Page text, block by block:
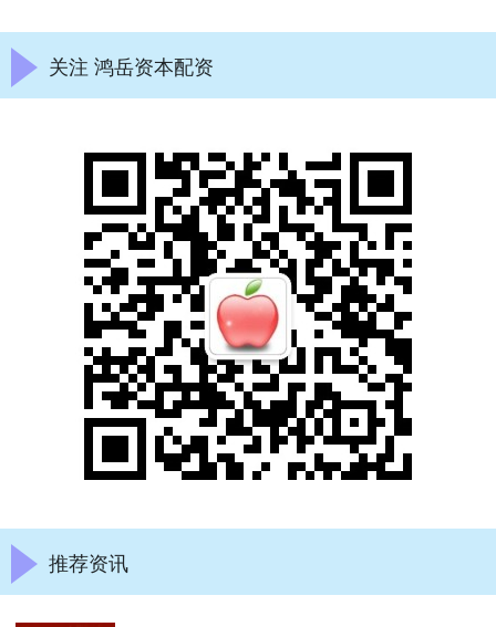
关注 鸿岳资本配资
推荐资讯